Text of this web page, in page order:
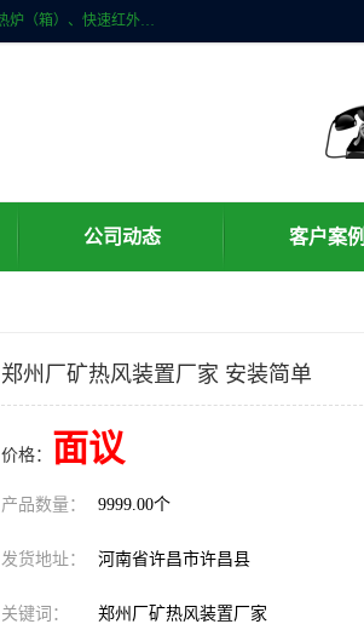
许昌市红外技术研究所有限公司主要产品有：红外辐射（吸收）涂料、红外加热元件、红外辐射加热模块（板）、红外辐射加热炉（箱）、快速红外辐射加热器、系列高端红外加热实验设备、系列红外加热控制器等。
公司动态 客户案例
郑州厂矿热风装置厂家 安装简单
价格： 面议
产品数量： 9999.00个
发货地址： 河南省许昌市许昌县
关键词： 郑州厂矿热风装置厂家